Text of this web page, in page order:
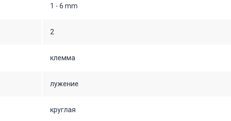
1 - 6 mm
2
клемма
лужение
круглая